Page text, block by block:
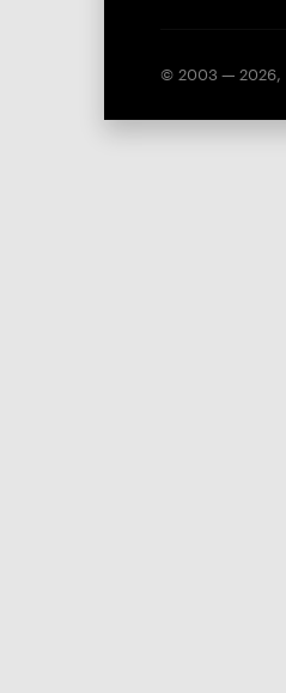
© 2003 — 2026,